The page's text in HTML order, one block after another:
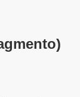
Català y